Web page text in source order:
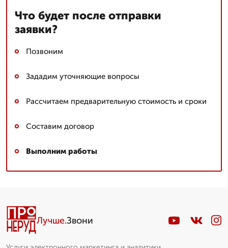
Что будет после отправки
заявки?
Позвоним
Зададим уточняющие вопросы
Рассчитаем предварительную стоимость и сроки
Составим договор
Выполним работы
Лучше.Звони